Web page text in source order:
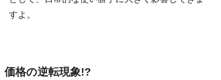
すよ。
価格の逆転現象!?